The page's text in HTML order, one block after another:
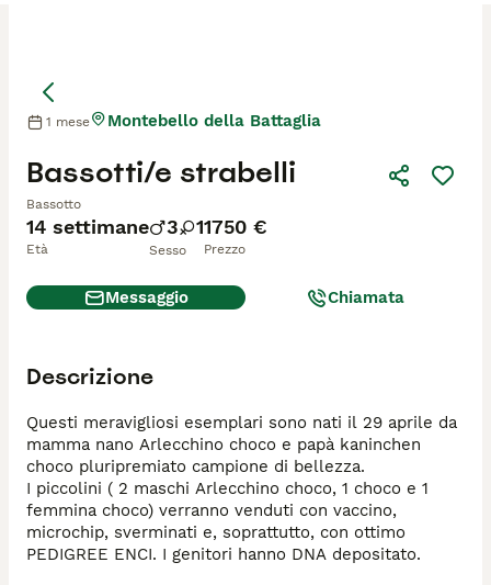
14 settimane
Età
3 1
Sesso
1750 €
Prezzo
Bassotti/e strabelli
Bassotto
1 mese Montebello della Battaglia
Messaggio Chiamata
Descrizione
Questi meravigliosi esemplari sono nati il 29 aprile da
mamma nano Arlecchino choco e papà kaninchen
choco pluripremiato campione di bellezza.
I piccolini ( 2 maschi Arlecchino choco, 1 choco e 1
femmina choco) verranno venduti con vaccino,
microchip, sverminati e, soprattutto, con ottimo
PEDIGREE ENCI. I genitori hanno DNA depositato.